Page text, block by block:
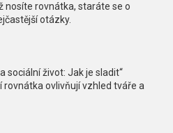
nosíte rovnátka, staráte se o
otázky.
sociální život: Jak je sladit“
ovlivňují vzhled tváře a